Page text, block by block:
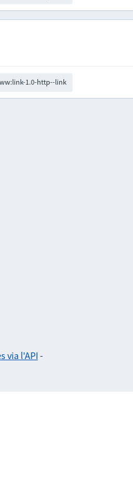
1.0-http--link
via l'API -